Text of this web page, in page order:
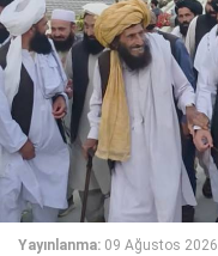
Yayınlanma: 09 Ağustos